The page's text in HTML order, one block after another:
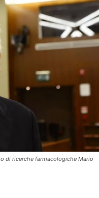
di ricerche farmacologiche Mario